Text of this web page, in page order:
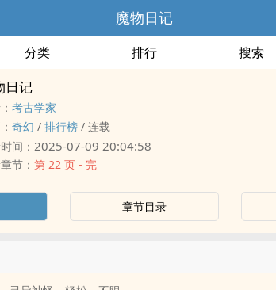
魔物日记
分类 排行 搜索
日记
考古学家
奇幻 / 排行榜 / 连载
间： 2025-07-09 20:04:58
节： 第 22 页 - 完
章节目录